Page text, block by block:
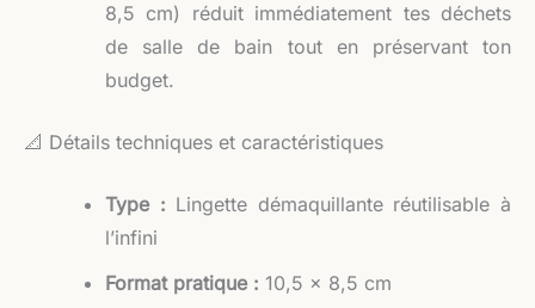
8,5 cm) réduit immédiatement tes déchets
de salle de bain tout en préservant ton
budget.
📐 Détails techniques et caractéristiques
Type : Lingette démaquillante réutilisable à
l’infini
Format pratique : 10,5 x 8,5 cm